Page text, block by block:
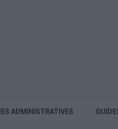
ADMINISTRATIVES